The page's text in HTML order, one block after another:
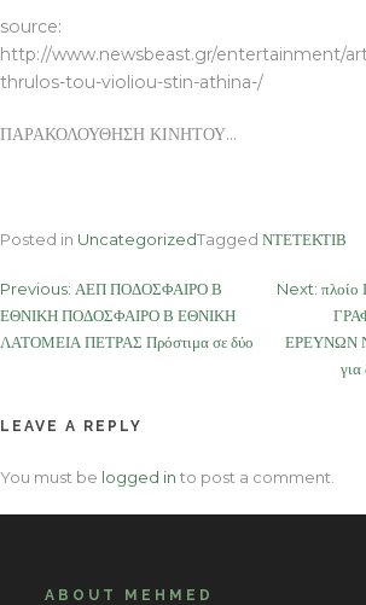
source:
http://www.newsbeast.gr/entertainment/
thrulos-tou-violiou-stin-athina-/
ΠΑΡΑΚΟΛΟΥΘΗΣΗ ΚΙΝΗΤΟΥ…
Posted in UncategorizedTagged ΝΤΕΤΕΚΤΙΒ
Post
navigation
Previous: ΑΕΠ ΠΟΔΟΣΦΑΙΡΟ Β
ΕΘΝΙΚΗ ΠΟΔΟΣΦΑΙΡΟ Β ΕΘΝΙΚΗ
ΛΑΤΟΜΕΙΑ ΠΕΤΡΑΣ Πρόστιμα σε δύο
Next: πλοίο
ΕΡΕΥΝΩΝ
για
LEAVE A REPLY
You must be logged in to post a comment.
ABOUT MEHMED